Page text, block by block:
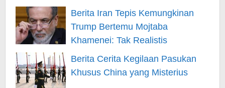
Berita Iran Tepis Kemungkinan
Trump Bertemu Mojtaba
Khamenei: Tak Realistis
Berita Cerita Kegilaan Pasukan
Khusus China yang Misterius